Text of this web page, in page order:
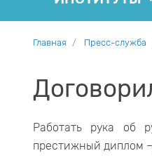
Главная Пресс-служба
Работать рука об
престижный диплом